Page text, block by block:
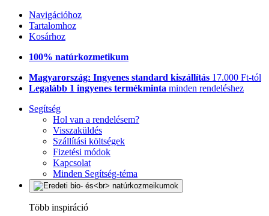
Navigációhoz
Tartalomhoz
Kosárhoz
100% natúrkozmetikum
Magyarország: Ingyenes standard kiszállítás 17.000 Ft-tól
Legalább 1 ingyenes termékminta minden rendeléshez
Segítség
Hol van a rendelésem?
Visszaküldés
Szállítási költségek
Fizetési módok
Kapcsolat
Minden Segítség-téma
Több inspiráció